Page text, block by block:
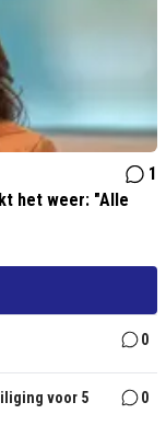
1
het weer: "Alle
0
voor 5
0